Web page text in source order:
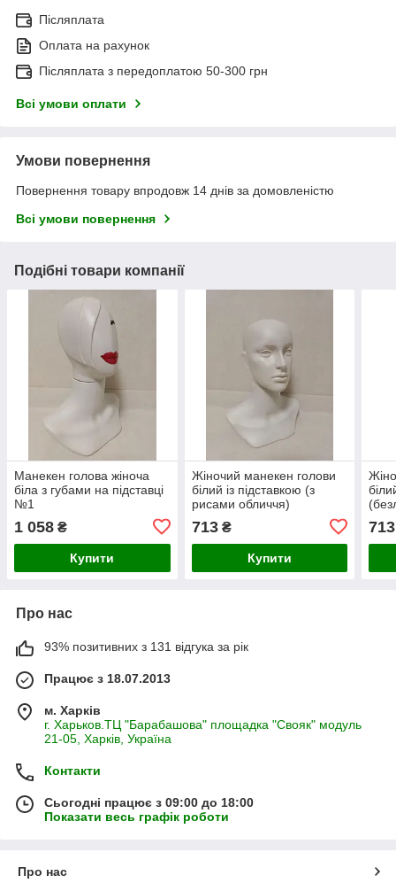
Післяплата
Оплата на рахунок
Післяплата з передоплатою 50-300 грн
Всі умови оплати
Умови повернення
Повернення товару впродовж 14 днів за домовленістю
Всі умови повернення
Подібні товари компанії
Манекен голова жіноча
біла з губами на підставці
№1
1 058 ₴
Купити
Жіночий манекен голови
білий із підставкою (з
рисами обличчя)
713₴
Купити
713
Про нас
93% позитивних з 131 відгука за рік
Працює з 18.07.2013
м. Харків
г. Харьков.ТЦ "Барабашова" площадка "Свояк" модуль
21-05, Харків, Україна
Контакти
Сьогодні працює з 09:00 до 18:00
Показати весь графік роботи
Про нас